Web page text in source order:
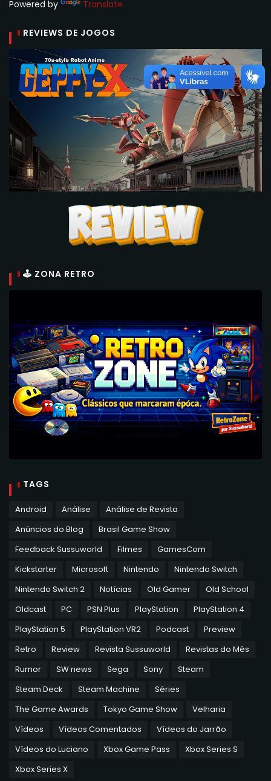
Powered by Translate
REVIEWS DE JOGOS
🕹 ZONA RETRO
TAGS
Android Análise
Análise de Revista
Anúncios do Blog
Brasil Game Show
Feedback Sussuworld
Filmes
GamesCom
Kickstarter
Microsoft Nintendo
Nintendo Switch
Nintendo Switch 2
Notícias Old Gamer
Old School
Oldcast
PC PSN Plus PlayStation
PlayStation 4
PlayStation 5
PlayStation VR2 Podcast
Preview
Retro
Review Revista Sussuworld
Revistas do Mês
Rumor
SW news Sega Sony
Steam
Steam Deck
Steam Machine
Séries
The Game Awards
Tokyo Game Show
Velharia
Vídeos
Vídeos Comentados
Vídeos do Jarrão
Vídeos do Luciano
Xbox Game Pass
Xbox Series S
Xbox Series X